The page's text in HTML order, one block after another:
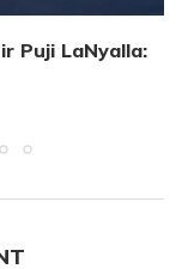
Puji LaNyalla: